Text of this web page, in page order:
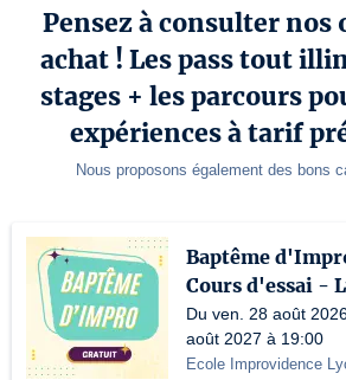
Pensez à consulter nos
achat ! Les pass tout
stages + les parcours
expériences à tarif
Nous proposons également des bons
Baptême
Cours d'essai -
Du ven. 28 août
août 2027 à 19:00
Ecole Improvidence